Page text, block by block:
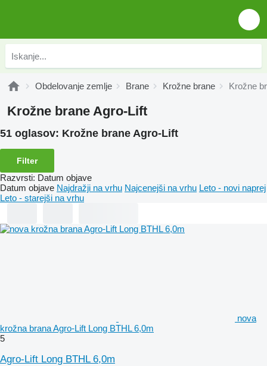
Obdelovanje zemlje Brane Krožne brane Krožne
Krožne brane Agro-Lift
51 oglasov: Krožne brane Agro-Lift
Filter
Razvrsti: Datum objave
Datum objave Najdražji na vrhu Najcenejši na vrhu Leto - novi naprej
Leto - starejši na vrhu
nova
krožna brana Agro-Lift Long BTHL 6,0m
5
Agro-Lift Long BTHL 6,0m